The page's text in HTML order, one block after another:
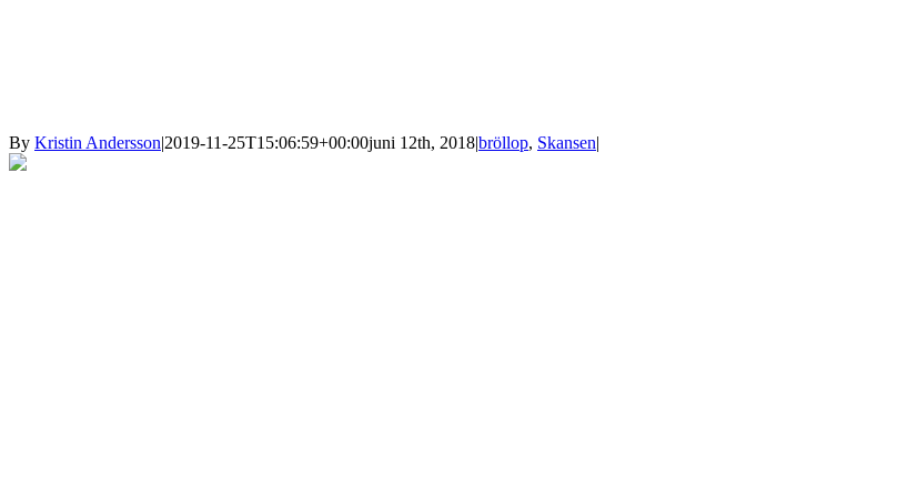
By Kristin Andersson|2019-11-25T15:06:59+00:00juni 12th, 2018|bröllop, Skansen|